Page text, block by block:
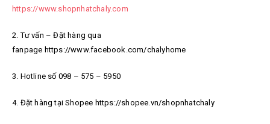
https://www.shopnhatchaly.com
2. Tư vấn – Đặt hàng qua
fanpage https://www.facebook.com/chalyhome
3. Hotline số 098 – 575 – 5950
4. Đặt hàng tại Shopee https://shopee.vn/shopnhatchaly